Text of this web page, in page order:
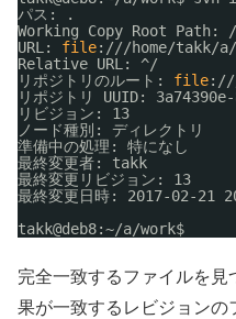
パス: .
Working Copy Root Path:
URL: file: ///home/takk/a/
Relative URL: ^/
リポジトリのルート: file:
リポジトリ UUID:
リビジョン: 13
ノード種別: ディレクトリ
準備中の処理: 特になし
最終変更者: takk
最終変更リビジョン: 13
最終変更日時: 2017-02-21
takk@deb8:~/a/work$
完全一致するファイルを
果が一致するレビジョンの